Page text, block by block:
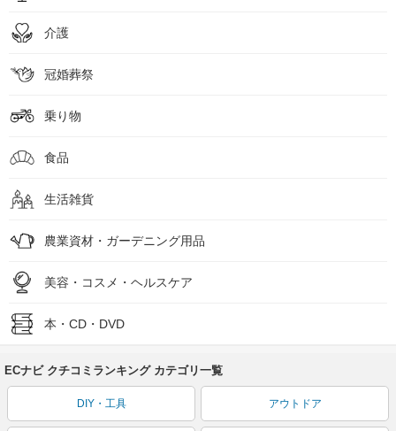
介護
冠婚葬祭
乗り物
食品
生活雑貨
農業資材・ガーデニング用品
美容・コスメ・ヘルスケア
本・CD・DVD
ECナビ クチコミランキング カテゴリ一覧
DIY・工具 アウトドア